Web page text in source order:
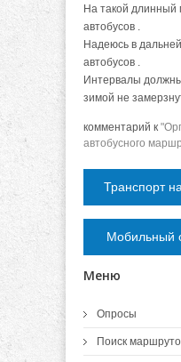
На такой
автобусов .
Надеюсь в
автобусов .
Интервалы
зимой не
комментарий к
автобусного
Транспорт
Мобильный
Меню
Опросы
Поиск